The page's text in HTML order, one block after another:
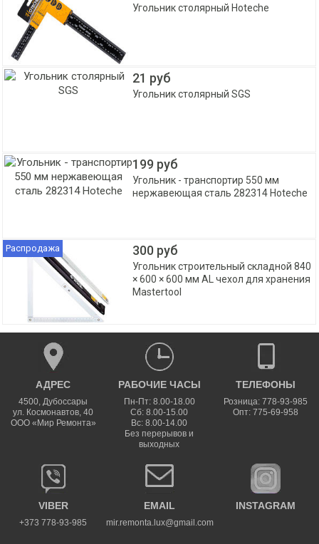
Угольник столярный Hoteche
21 руб
Угольник столярный SGS
199 руб
Угольник - транспортир 550 мм
нержавеющая сталь 282314 Hoteche
Распродажа 300 руб
Угольник строительный складной 840
× 600 × 600 мм AL чехол для хранения
Mastertool
АДРЕС
4500,Дубоссары
ул. Космонавтов, 40
ООО «Мир Ремонта»
РАБОЧИЕ ЧАСЫ
Пн-Пт: 8.00-18.00
Сб: 8.00-15.00
Вс: 8.00-14.00
Без перерывов и
выходных
ТЕЛЕФОНЫ
Розница: 778-93-985
Опт: 775-69-958
VIBER
+373 778-93-985
EMAIL
mir.remonta.lux@gmail.com
INSTAGRAM